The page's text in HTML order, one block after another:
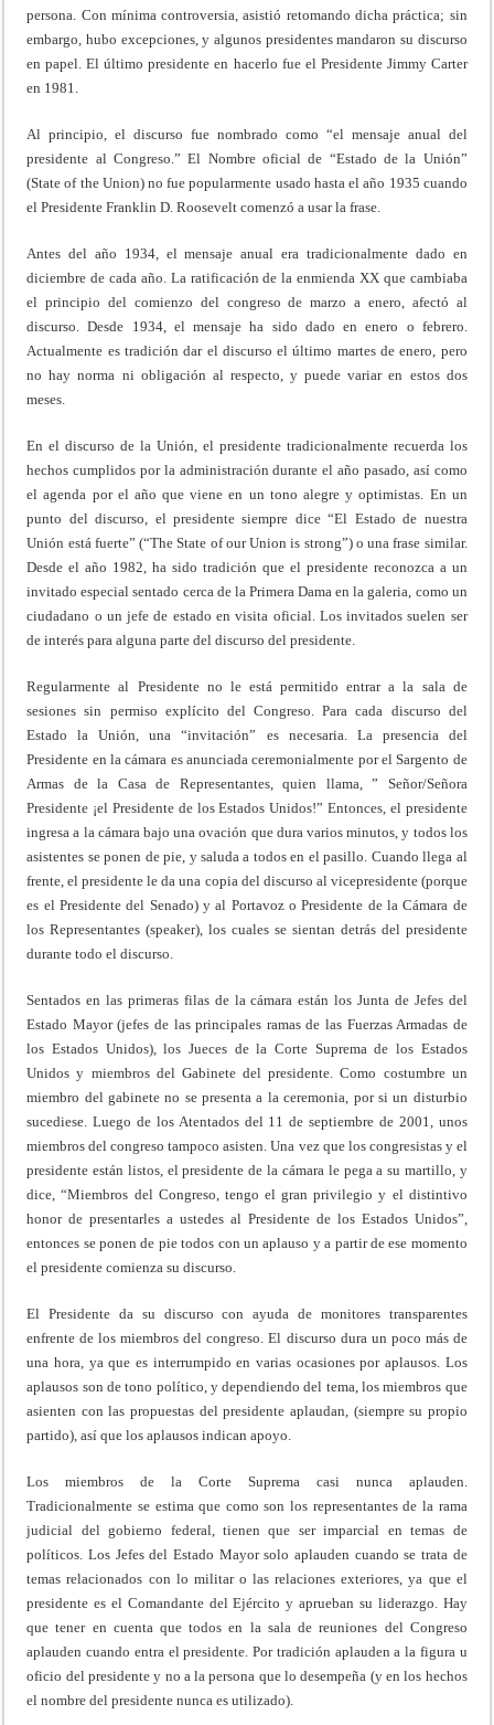
persona. Con mínima controversia, asistió retomando dicha práctica; sin
embargo, hubo excepciones, y algunos presidentes mandaron su discurso
en papel. El último presidente en hacerlo fue el Presidente Jimmy Carter
en 1981.
Al principio, el discurso fue nombrado como “el mensaje anual del
presidente al Congreso.” El Nombre oficial de “Estado de la Unión”
(State of the Union) no fue popularmente usado hasta el año 1935 cuando
el Presidente Franklin D. Roosevelt comenzó a usar la frase.
Antes del año 1934, el mensaje anual era tradicionalmente dado en
diciembre de cada año. La ratificación de la enmienda XX que cambiaba
el principio del comienzo del congreso de marzo a enero, afectó al
discurso. Desde 1934, el mensaje ha sido dado en enero o febrero.
Actualmente es tradición dar el discurso el último martes de enero, pero
no hay norma ni obligación al respecto, y puede variar en estos dos
meses.
En el discurso de la Unión, el presidente tradicionalmente recuerda los
hechos cumplidos por la administración durante el año pasado, así como
el agenda por el año que viene en un tono alegre y optimistas. En un
punto del discurso, el presidente siempre dice “El Estado de nuestra
Unión está fuerte” (“The State of our Union is strong”) o una frase similar.
Desde el año 1982, ha sido tradición que el presidente reconozca a un
invitado especial sentado cerca de la Primera Dama en la galeria, como un
ciudadano o un jefe de estado en visita oficial. Los invitados suelen ser
de interés para alguna parte del discurso del presidente.
Regularmente al Presidente no le está permitido entrar a la sala de
sesiones sin permiso explícito del Congreso. Para cada discurso del
Estado la Unión, una “invitación” es necesaria. La presencia del
Presidente en la cámara es anunciada ceremonialmente por el Sargento de
Armas de la Casa de Representantes, quien llama, ” Señor/Señora
Presidente ¡el Presidente de los Estados Unidos!” Entonces, el presidente
ingresa a la cámara bajo una ovación que dura varios minutos, y todos los
asistentes se ponen de pie, y saluda a todos en el pasillo. Cuando llega al
frente, el presidente le da una copia del discurso al vicepresidente (porque
es el Presidente del Senado) y al Portavoz o Presidente de la Cámara de
los Representantes (speaker), los cuales se sientan detrás del presidente
durante todo el discurso.
Sentados en las primeras filas de la cámara están los Junta de Jefes del
Estado Mayor (jefes de las principales ramas de las Fuerzas Armadas de
los Estados Unidos), los Jueces de la Corte Suprema de los Estados
Unidos y miembros del Gabinete del presidente. Como costumbre un
miembro del gabinete no se presenta a la ceremonia, por si un disturbio
sucediese. Luego de los Atentados del 11 de septiembre de 2001, unos
miembros del congreso tampoco asisten. Una vez que los congresistas y el
presidente están listos, el presidente de la cámara le pega a su martillo, y
dice, “Miembros del Congreso, tengo el gran privilegio y el distintivo
honor de presentarles a ustedes al Presidente de los Estados Unidos”,
entonces se ponen de pie todos con un aplauso y a partir de ese momento
el presidente comienza su discurso.
El Presidente da su discurso con ayuda de monitores transparentes
enfrente de los miembros del congreso. El discurso dura un poco más de
una hora, ya que es interrumpido en varias ocasiones por aplausos. Los
aplausos son de tono político, y dependiendo del tema, los miembros que
asienten con las propuestas del presidente aplaudan, (siempre su propio
partido), así que los aplausos indican apoyo.
Los miembros de la Corte Suprema casi nunca aplauden.
Tradicionalmente se estima que como son los representantes de la rama
judicial del gobierno federal, tienen que ser imparcial en temas de
políticos. Los Jefes del Estado Mayor solo aplauden cuando se trata de
temas relacionados con lo militar o las relaciones exteriores, ya que el
presidente es el Comandante del Ejército y aprueban su liderazgo. Hay
que tener en cuenta que todos en la sala de reuniones del Congreso
aplauden cuando entra el presidente. Por tradición aplauden a la figura u
oficio del presidente y no a la persona que lo desempeña (y en los hechos
el nombre del presidente nunca es utilizado).